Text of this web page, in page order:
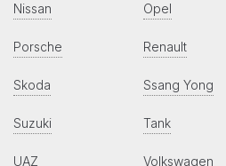
Nissan Opel
Porsche Renault
Skoda Ssang Yong
Suzuki Tank
UAZ Volkswagen